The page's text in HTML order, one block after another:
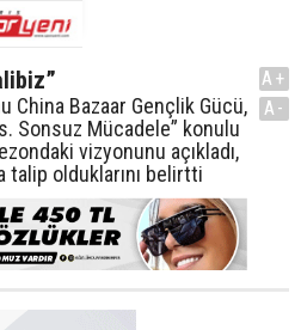
China Bazaar Gençlik Gücü,
Sonsuz Mücadele” konulu
vizyonunu açıkladı,
talip olduklarını belirtti
A+
A-